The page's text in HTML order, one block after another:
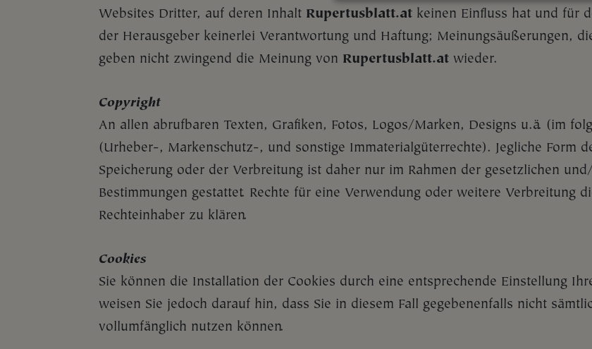
Websites Dritter, auf deren Inhalt Rupertusblatt.atkeinen Einfluss hat und für
der Herausgeber keinerlei Verantwortung und Haftung; Meinungsäußerungen,
geben nicht zwingend die Meinung von Rupertusblatt.atwieder.
Copyright
An allen abrufbaren Texten, Grafiken, Fotos, Logos/Marken, Designs u.ä. (im
(Urheber-, Markenschutz-, und sonstige Immaterialgüterrechte). Jegliche Form
Speicherung oder der Verbreitung ist daher nur im Rahmen der gesetzlichen
Bestimmungen gestattet. Rechte für eine Verwendung oder weitere Verbreitung
Rechteinhaber zu klären.
Cookies
Sie können die Installation der Cookies durch eine entsprechende Einstellung
weisen Sie jedoch darauf hin, dass Sie in diesem Fall gegebenenfalls nicht
vollumfänglich nutzen können.